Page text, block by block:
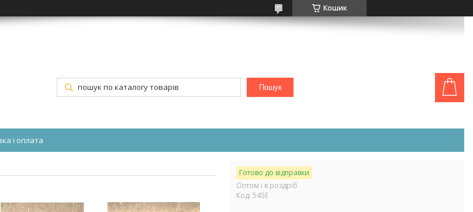
Кошик
Пошук
і оплата
Готово до відправки
Оптом і в роздріб
Код: 545Е